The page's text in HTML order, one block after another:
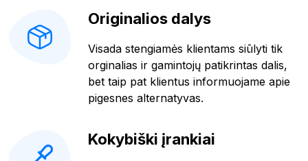
Originalios dalys
Visada stengiamės klientams siūlyti tik
orginalias ir gamintojų patikrintas dalis,
bet taip pat klientus informuojame apie
pigesnes alternatyvas.
Kokybiški įrankiai